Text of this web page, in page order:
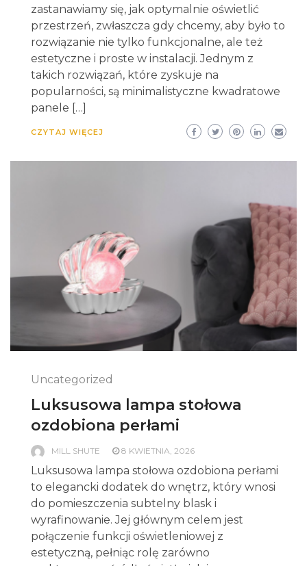
zastanawiamy się, jak optymalnie oświetlić
przestrzeń, zwłaszcza gdy chcemy, aby było to
rozwiązanie nie tylko funkcjonalne, ale też
estetyczne i proste w instalacji. Jednym z
takich rozwiązań, które zyskuje na
popularności, są minimalistyczne kwadratowe
panele […]
CZYTAJ WIĘCEJ
Uncategorized
Luksusowa lampa stołowa
ozdobiona perłami
MILL SHUTE 8 KWIETNIA, 2026
Luksusowa lampa stołowa ozdobiona perłami
to elegancki dodatek do wnętrz, który wnosi
do pomieszczenia subtelny blask i
wyrafinowanie. Jej głównym celem jest
połączenie funkcji oświetleniowej z
estetyczną, pełniąc rolę zarówno